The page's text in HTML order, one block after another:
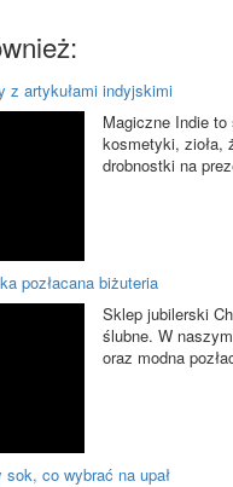
z artykułami indyjskimi
Magiczne Indie
kosmetyki, zioła,
drobnostki na
pozłacana biżuteria
Sklep jubilerski
ślubne. W
oraz modna
co wybrać na upał